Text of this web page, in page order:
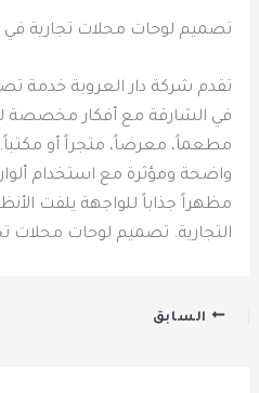
تصميم لوحات محلات تجارية في
تقدم شركة دار العروبة خدمة
في الشارقة مع أفكار مخصصة
مطعماً، معرضاً، متجراً أو
واضحة ومؤثرة مع استخدام
مظهراً جذاباً للواجهة يلفت
التجارية. تصميم لوحات محلات
السابق